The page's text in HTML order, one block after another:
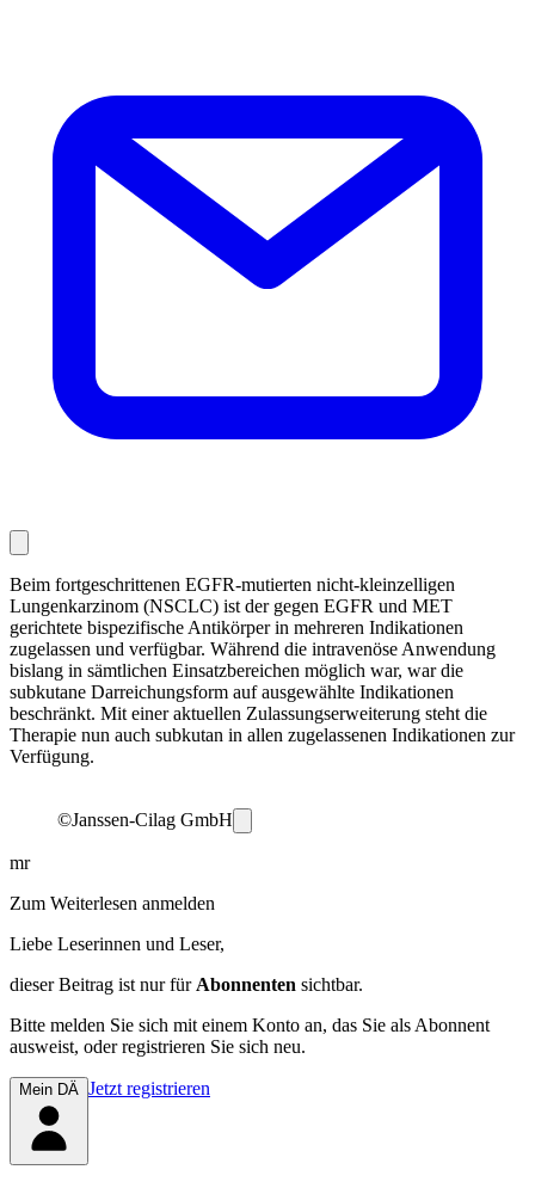
Beim fortgeschrittenen EGFR-mutierten nicht-kleinzelligen
Lungenkarzinom (NSCLC) ist der gegen EGFR und MET
gerichtete bispezifische Antikörper in mehreren Indikationen
zugelassen und verfügbar. Während die intravenöse Anwendung
bislang in sämtlichen Einsatzbereichen möglich war, war die
subkutane Darreichungsform auf ausgewählte Indikationen
beschränkt. Mit einer aktuellen Zulassungserweiterung steht die
Therapie nun auch subkutan in allen zugelassenen Indikationen zur
Verfügung.
©Janssen-Cilag GmbH
mr
Zum Weiterlesen anmelden
Liebe Leserinnen und Leser,
dieser Beitrag ist nur für Abonnenten sichtbar.
Bitte melden Sie sich mit einem Konto an, das Sie als Abonnent
ausweist, oder registrieren Sie sich neu.
Mein DÄ Jetzt registrieren